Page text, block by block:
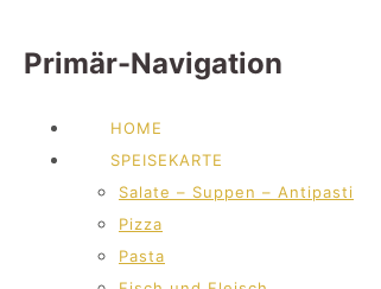
Primär-Navigation
HOME
SPEISEKARTE
Salate – Suppen – Antipasti
Pizza
Pasta